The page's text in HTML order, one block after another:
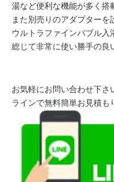
湯など便利な機能が多く搭
また別売りのアダプターを
ウルトラファインバブル入
総じて非常に使い勝手の良
お気軽にお問い合わせ下さ
ラインで無料簡単お見積も